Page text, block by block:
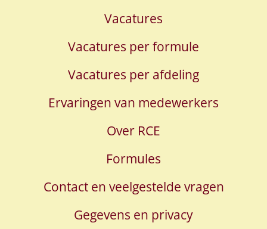
Vacatures
Vacatures per formule
Vacatures per afdeling
Ervaringen van medewerkers
Over RCE
Formules
Contact en veelgestelde vragen
Gegevens en privacy